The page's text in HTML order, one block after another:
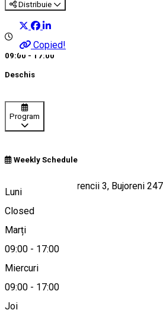
Distribuie
Copied!
09:00 - 17:00
Deschis
Program
Weekly Schedule
Luni
Closed
Marți
09:00 - 17:00
Miercuri
09:00 - 17:00
Joi
Strada Valea Bujorencii 3, Bujoreni
Hartă